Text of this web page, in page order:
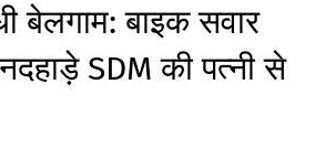
बेलगाम: बाइक सवार
SDM की पत्नी से